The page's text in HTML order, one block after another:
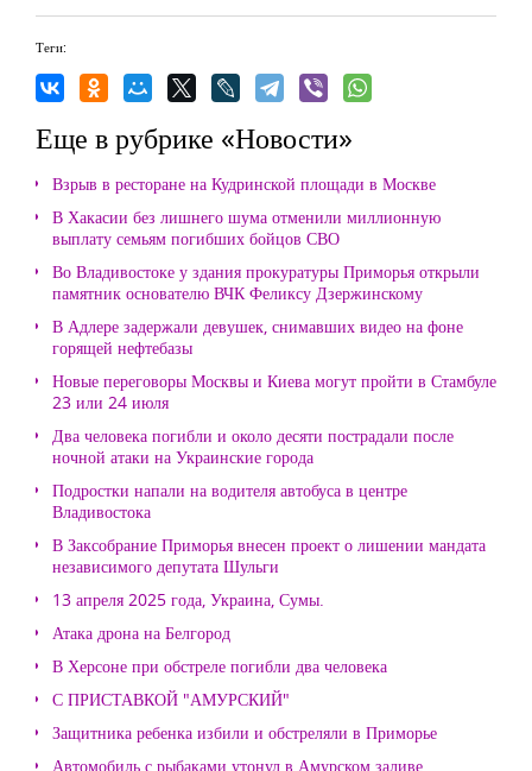
Теги:
Еще в рубрике «Новости»
Взрыв в ресторане на Кудринской площади в Москве
В Хакасии без лишнего шума отменили миллионную
выплату семьям погибших бойцов СВО
Во Владивостоке у здания прокуратуры Приморья открыли
памятник основателю ВЧК Феликсу Дзержинскому
В Адлере задержали девушек, снимавших видео на фоне
горящей нефтебазы
Новые переговоры Москвы и Киева могут пройти в Стамбуле
23 или 24 июля
Два человека погибли и около десяти пострадали после
ночной атаки на Украинские города
Подростки напали на водителя автобуса в центре
Владивостока
В Заксобрание Приморья внесен проект о лишении мандата
независимого депутата Шульги
13 апреля 2025 года, Украина, Сумы.
Атака дрона на Белгород
В Херсоне при обстреле погибли два человека
С ПРИСТАВКОЙ "АМУРСКИЙ"
Защитника ребенка избили и обстреляли в Приморье
Автомобиль с рыбаками утонул в Амурском заливе